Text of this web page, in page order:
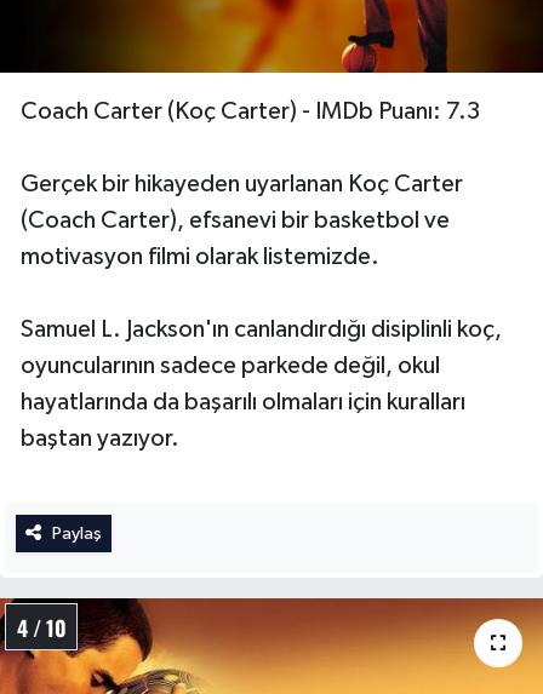
Coach Carter (Koç Carter) - IMDb Puanı: 7.3
Gerçek bir hikayeden uyarlanan Koç Carter
(Coach Carter), efsanevi bir basketbol ve
motivasyon filmi olarak listemizde.
Samuel L. Jackson'ın canlandırdığı disiplinli koç,
oyuncularının sadece parkede değil, okul
hayatlarında da başarılı olmaları için kuralları
baştan yazıyor.
Paylaş
4 / 10